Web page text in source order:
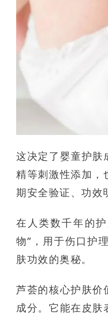
这决定了婴童护肤
精等刺激性添加，
期安全验证、功效
在人类数千年的
物”，用于伤口护
肤功效的奥秘。
芦荟的核心护肤价
成分。它能在皮